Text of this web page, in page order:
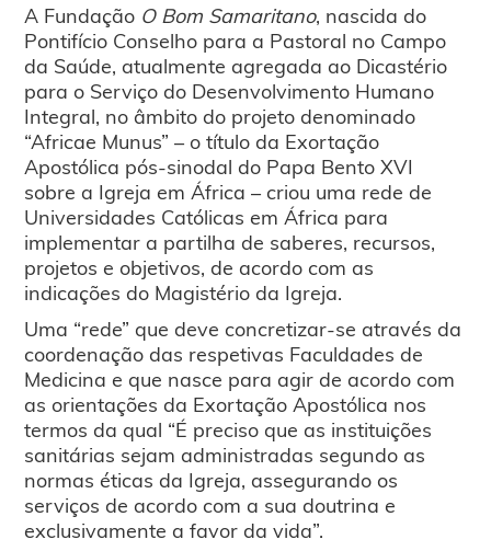
A Fundação O Bom Samaritano, nascida do
Pontifício Conselho para a Pastoral no Campo
da Saúde, atualmente agregada ao Dicastério
para o Serviço do Desenvolvimento Humano
Integral, no âmbito do projeto denominado
“Africae Munus” – o título da Exortação
Apostólica pós-sinodal do Papa Bento XVI
sobre a Igreja em África – criou uma rede de
Universidades Católicas em África para
implementar a partilha de saberes, recursos,
projetos e objetivos, de acordo com as
indicações do Magistério da Igreja.
Uma “rede” que deve concretizar-se através da
coordenação das respetivas Faculdades de
Medicina e que nasce para agir de acordo com
as orientações da Exortação Apostólica nos
termos da qual “É preciso que as instituições
sanitárias sejam administradas segundo as
normas éticas da Igreja, assegurando os
serviços de acordo com a sua doutrina e
exclusivamente a favor da vida”.